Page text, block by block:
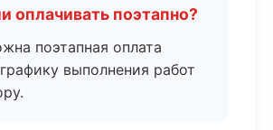
оплачивать поэтапно?
поэтапная оплата
выполнения работ